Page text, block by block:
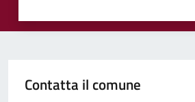
Contatta il comune